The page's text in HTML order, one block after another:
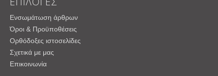
Ενσωμάτωση άρθρων
Όροι & Προϋποθέσεις
Ορθόδοξες ιστοσελίδες
Σχετικά με μας
Επικοινωνία